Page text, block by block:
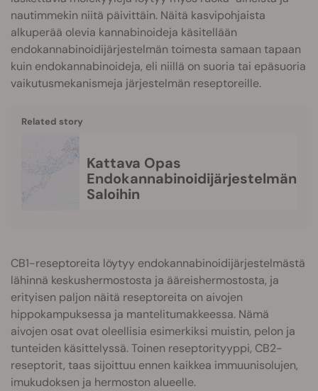
nautimmekin niitä päivittäin. Näitä kasvipohjaista
alkuperää olevia kannabinoideja käsitellään
endokannabinoidijärjestelmän toimesta samaan tapaan
kuin endokannabinoideja, eli niillä on suoria tai epäsuoria
vaikutusmekanismeja järjestelmän reseptoreille.
Related story
Kattava Opas
Endokannabinoidijärjestelmän
Saloihin
CB1-reseptoreita löytyy endokannabinoidijärjestelmästä
lähinnä keskushermostosta ja ääreishermostosta, ja
erityisen paljon näitä reseptoreita on aivojen
hippokampuksessa ja mantelitumakkeessa. Nämä
aivojen osat ovat oleellisia esimerkiksi muistin, pelon ja
tunteiden käsittelyssä. Toinen reseptorityyppi, CB2-
reseptorit, taas sijoittuu ennen kaikkea immuunisolujen,
imukudoksen ja hermoston alueelle.